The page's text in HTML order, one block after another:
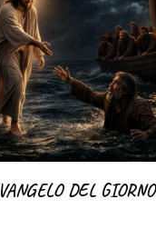
VANGELO DEL GIORNO